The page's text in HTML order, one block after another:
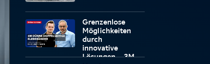
Grenzenlose
Möglichkeiten
durch
innovative
Lösungen – 3M